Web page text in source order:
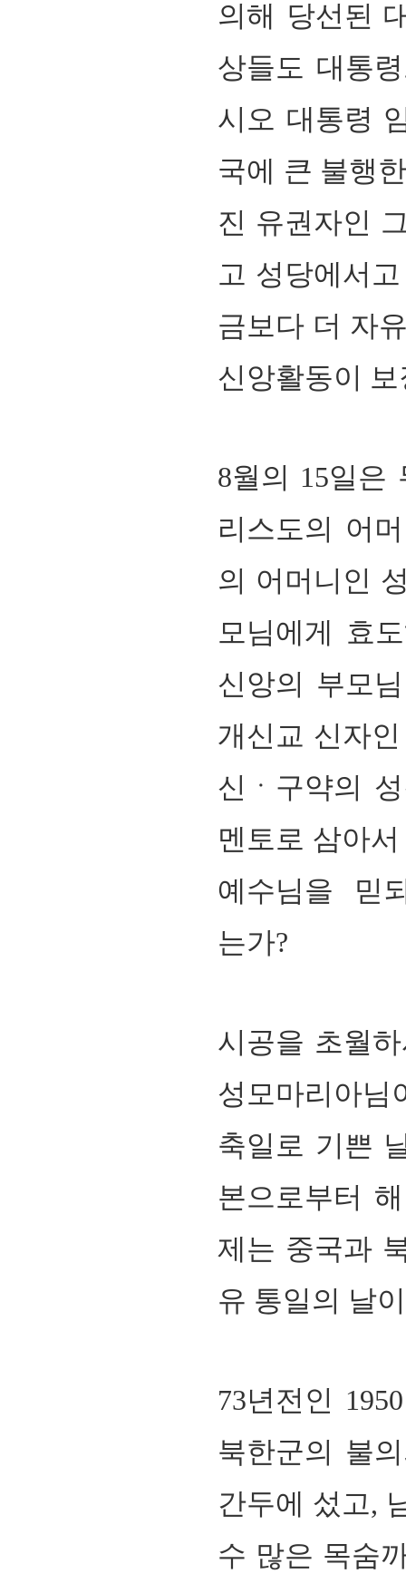
의해 당선된
상들도 대통
시오 대통령
국에 큰 불행
진 유권자인
고 성당에서
금보다 더 자
신앙활동이
8월의 15일은
리스도의 어
의 어머니인
모님에게 효
신앙의 부모
개신교 신자
신ㆍ구약의
멘토로 삼아
예수님을 믿
는가?
시공을 초월
성모마리아님
축일로 기쁜
본으로부터
제는 중국과
유 통일의 날
73년전인 1950
북한군의 불
간두에 섰고,
수 많은 목숨